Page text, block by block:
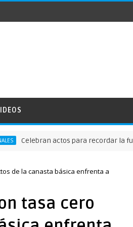
actos para recordar la
de la canasta básica enfrenta a
tasa cero